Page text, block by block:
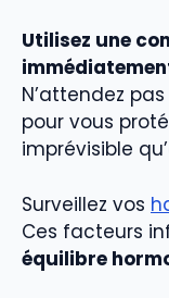
Utilisez une
N’attendez
pour vous
imprévisible
Surveillez vos
Ces facteurs
équilibre